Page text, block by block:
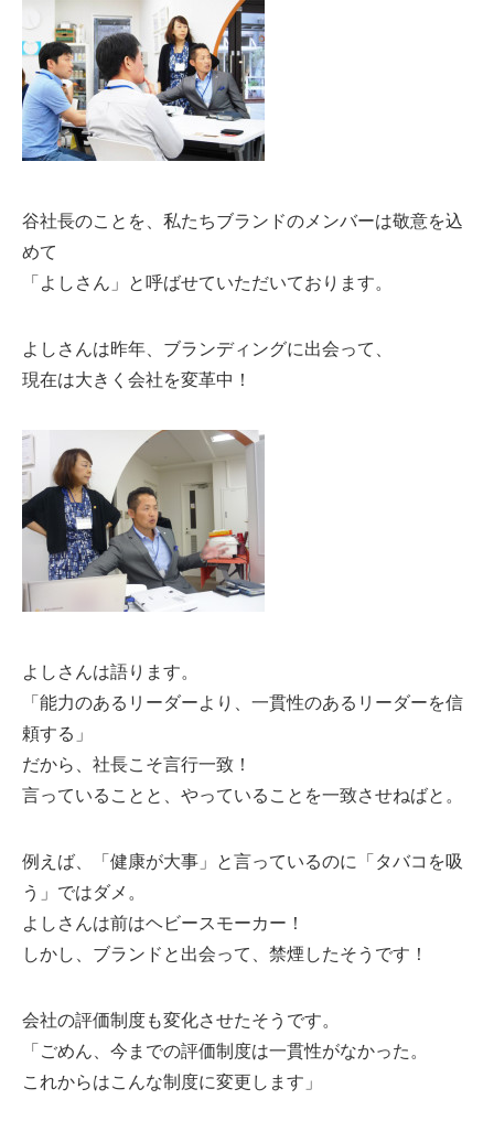
谷社長のことを、私たちブランドのメンバーは敬意を込
めて
「よしさん」と呼ばせていただいております。
よしさんは昨年、ブランディングに出会って、
現在は大きく会社を変革中！
よしさんは語ります。
「能力のあるリーダーより、一貫性のあるリーダーを信
頼する」
だから、社長こそ言行一致！
言っていることと、やっていることを一致させねばと。
例えば、「健康が大事」と言っているのに「タバコを吸
う」ではダメ。
よしさんは前はヘビースモーカー！
しかし、ブランドと出会って、禁煙したそうです！
会社の評価制度も変化させたそうです。
「ごめん、今までの評価制度は一貫性がなかった。
これからはこんな制度に変更します」